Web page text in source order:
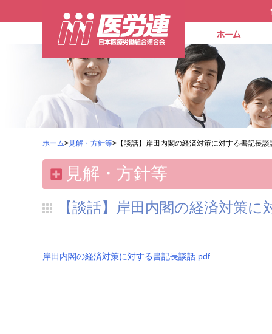
ホーム>見解・方針等>【談話】岸田内閣の経済対策に対する書記長談
見解・方針等
【談話】岸田内閣の経済対策に
岸田内閣の経済対策に対する書記長談話.pdf